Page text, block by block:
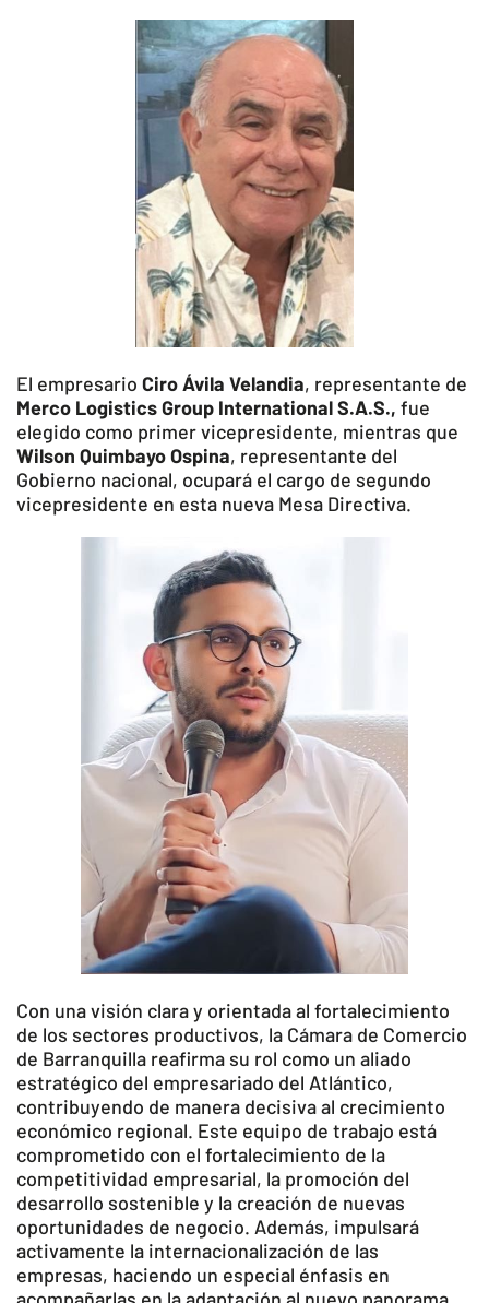
El empresario Ciro Ávila Velandia, representante de
Merco Logistics Group International S.A.S., fue
elegido como primer vicepresidente, mientras que
Wilson Quimbayo Ospina, representante del
Gobierno nacional, ocupará el cargo de segundo
vicepresidente en esta nueva Mesa Directiva.
Con una visión clara y orientada al fortalecimiento
de los sectores productivos, la Cámara de Comercio
de Barranquilla reafirma su rol como un aliado
estratégico del empresariado del Atlántico,
contribuyendo de manera decisiva al crecimiento
económico regional. Este equipo de trabajo está
comprometido con el fortalecimiento de la
competitividad empresarial, la promoción del
desarrollo sostenible y la creación de nuevas
oportunidades de negocio. Además, impulsará
activamente la internacionalización de las
empresas, haciendo un especial énfasis en